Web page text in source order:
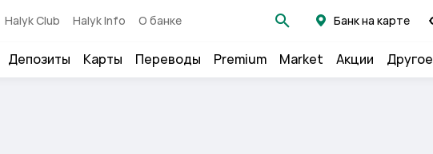
Halyk Club Halyk Info О банке Банк на карте
Депозиты Карты Переводы Premium Market Акции Другое